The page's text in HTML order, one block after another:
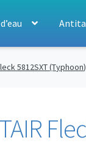
5812SXT (Typhoon)